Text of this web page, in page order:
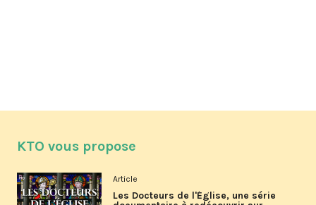
KTO vous propose
Article
Les Docteurs de l'Église, une série